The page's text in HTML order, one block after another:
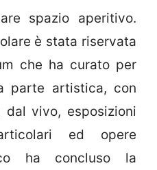
spazio aperitivo.
è stata riservata
che ha curato per
parte artistica, con
vivo, esposizioni
ed opere
ha concluso la